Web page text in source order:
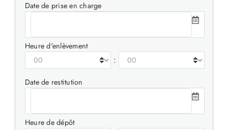
Date de prise en charge
Heure d'enlèvement
:
Date de restitution
Heure de dépôt